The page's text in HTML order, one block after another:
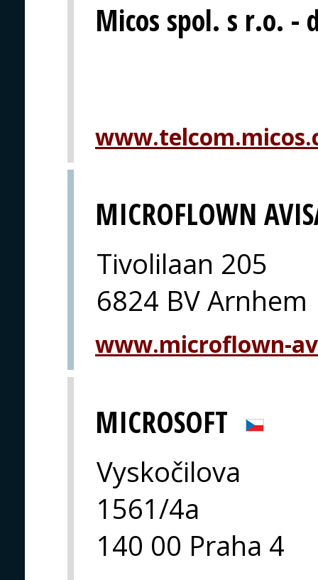
Micos spol. s r.o. -
MICROFLOWN
Tivolilaan 205
6824 BV Arnhem
www.microflown-
MICROSOFT
Vyskočilova
1561/4a
140 00 Praha 4